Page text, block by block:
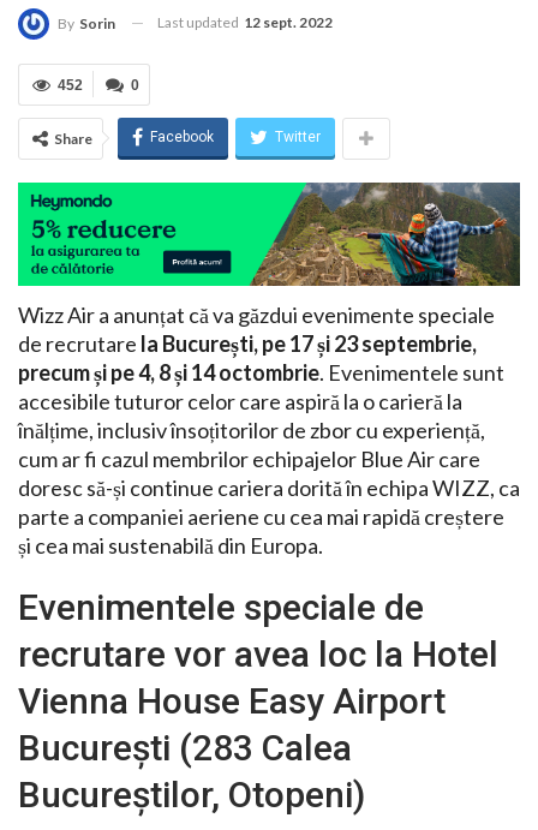
By Sorin Last updated 12 sept. 2022
0
452
Share Facebook Twitter
Wizz Air a anunțat că va găzdui evenimente speciale
de recrutare la București, pe 17 și 23 septembrie,
precum și pe 4, 8 și 14 octombrie. Evenimentele sunt
accesibile tuturor celor care aspiră la o carieră la
înălțime, inclusiv însoțitorilor de zbor cu experiență,
cum ar fi cazul membrilor echipajelor Blue Air care
doresc să-și continue cariera dorită în echipa WIZZ, ca
parte a companiei aeriene cu cea mai rapidă creștere
și cea mai sustenabilă din Europa.
Evenimentele speciale de
recrutare vor avea loc la Hotel
Vienna House Easy Airport
București (283 Calea
Bucureștilor, Otopeni)